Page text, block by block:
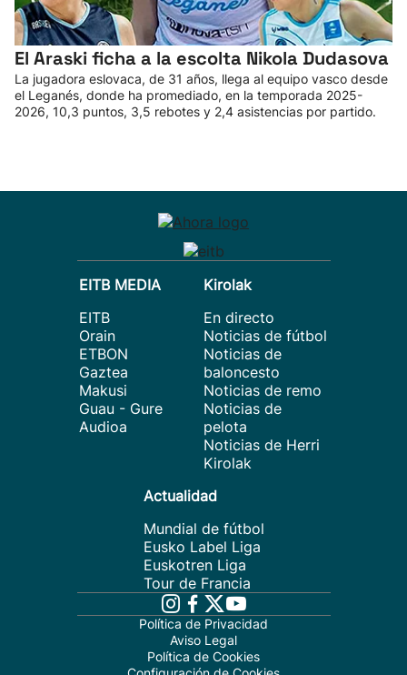
El Araski ficha a la escolta Nikola Dudasova
La jugadora eslovaca, de 31 años, llega al equipo vasco desde
el Leganés, donde ha promediado, en la temporada 2025-
2026, 10,3 puntos, 3,5 rebotes y 2,4 asistencias por partido.
EITB MEDIA
EITB
Orain
ETBON
Gaztea
Makusi
Guau - Gure
Audioa
Kirolak
En directo
Noticias de fútbol
Noticias de
baloncesto
Noticias de remo
Noticias de
pelota
Noticias de Herri
Kirolak
Actualidad
Mundial de fútbol
Eusko Label Liga
Euskotren Liga
Tour de Francia
Política de Privacidad
Aviso Legal
Política de Cookies